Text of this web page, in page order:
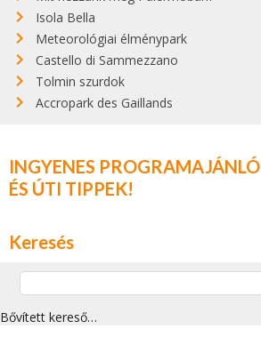
Isola Bella
Meteorológiai élménypark
Castello di Sammezzano
Tolmin szurdok
Accropark des Gaillands
INGYENES PROGRAMAJÁNLÓ
ÉS ÚTI TIPPEK!
Keresés
Bővített kereső…